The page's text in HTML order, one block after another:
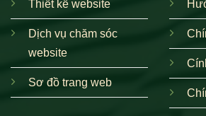
Thiết kế website
Dịch vụ chăm sóc
website
Sơ đồ trang web